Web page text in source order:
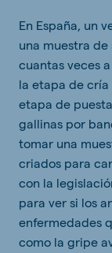
En España, un
una muestra
cuantas veces
la etapa de cría
etapa de
gallinas por
tomar una
criados para
con la
para ver si los
enfermedades
como la gripe